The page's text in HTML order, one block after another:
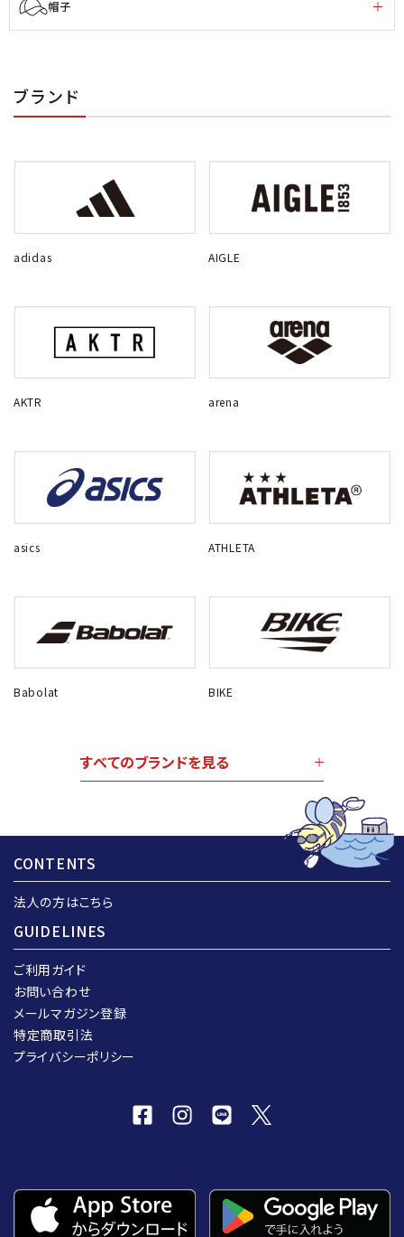
帽子
ブランド
adidas AIGLE
AKTR arena
asics ATHLETA
Babolat BIKE
すべてのブランドを見る
CONTENTS
法人の方はこちら
GUIDELINES
ご利用ガイド
お問い合わせ
メールマガジン登録
特定商取引法
プライバシーポリシー